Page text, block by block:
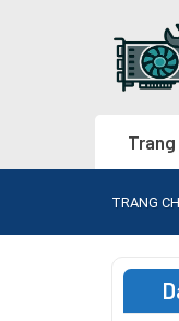
TRANG